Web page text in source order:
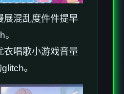
展混乱度件件提早
衣唱歌小游戏音量
。